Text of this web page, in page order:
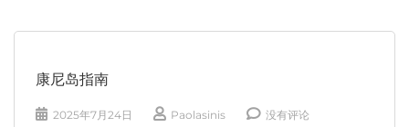
康尼岛指南
2025年7月24日 Paolasinis
没有评论